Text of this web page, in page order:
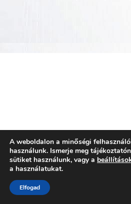
A weboldalon a minőségi
használunk. Ismerje meg
sütiket használunk, vagy a
a használatukat.
Elfogad